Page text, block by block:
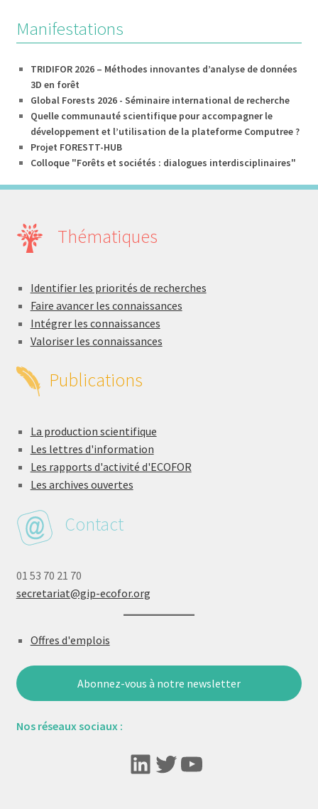
Manifestations
TRIDIFOR 2026 – Méthodes innovantes d’analyse de données
3D en forêt
Global Forests 2026 - Séminaire international de recherche
Quelle communauté scientifique pour accompagner le
développement et l’utilisation de la plateforme Computree ?
Projet FORESTT-HUB
Colloque "Forêts et sociétés : dialogues interdisciplinaires"
Thématiques
Identifier les priorités de recherches
Faire avancer les connaissances
Intégrer les connaissances
Valoriser les connaissances
Publications
La production scientifique
Les lettres d'information
Les rapports d'activité d'ECOFOR
Les archives ouvertes
Contact
01 53 70 21 70
secretariat@gip-ecofor.org
Offres d'emplois
Abonnez-vous à notre newsletter
Nos réseaux sociaux :
LinkedIn
Twitter
YouTube